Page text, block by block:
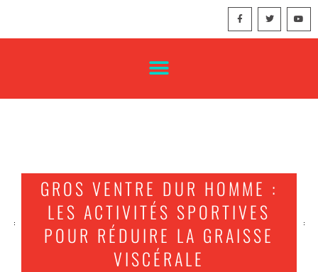
GROS VENTRE DUR HOMME :
LES ACTIVITÉS SPORTIVES
POUR RÉDUIRE LA GRAISSE
VISCÉRALE